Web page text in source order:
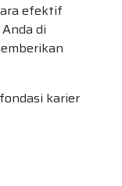
efektif
di
karier